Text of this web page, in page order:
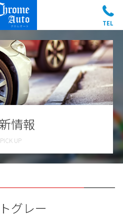
情報
グレー